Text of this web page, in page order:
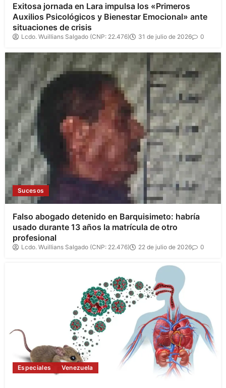
Exitosa jornada en Lara impulsa los «Primeros
Auxilios Psicológicos y Bienestar Emocional» ante
situaciones de crisis
Lcdo. Wuillians Salgado (CNP: 22.476) 31 de julio de 2026 0
Sucesos
Falso abogado detenido en Barquisimeto: habría
usado durante 13 años la matrícula de otro
profesional
Lcdo. Wuillians Salgado (CNP: 22.476) 22 de julio de 2026 0
Especiales Venezuela